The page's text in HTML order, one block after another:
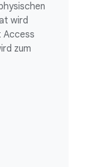
wird
Access
zum